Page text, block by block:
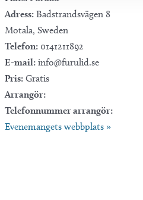
Adress: Badstrandsvägen 8
Motala, Sweden
Telefon: 0141211892
E-mail: info@furulid.se
Pris: Gratis
Arrangör:
Telefonnummer arrangör:
Evenemangets webbplats »